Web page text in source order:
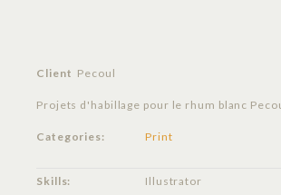
Client Pecoul
Projets d'habillage pour le rhum blanc
Categories: Print
Skills:
Illustrator